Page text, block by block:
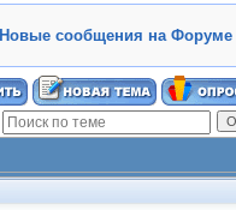
Новые сообщения на Форуме